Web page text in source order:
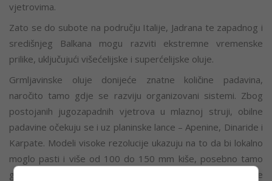
vjetrovima.
Zato se do subote na području Italije, Jadrana te zapadnog i
središnjeg Balkana mogu razviti ekstremne vremenske
prilike, uključujući višećelijske i superćelijske oluje.
Grmljavinske oluje donijeće znatne količine padavina,
naročito tamo gdje se razviju organizovani sistemi. Zbog
postojanih jugozapadnih vjetrova u mlaznoj struji, obilne
padavine očekuju se i uz planinske lance – Apenine, Dinaride i
Karpate. Modeli visoke rezolucije ukazuju na to da bi lokalno
moglo pasti i više od 100 do 150 mm kiše, posebno tamo
gdje se kombinuju konvektivne i frontalne padavine